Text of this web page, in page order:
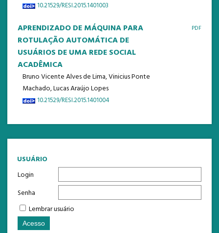
USUÁRIO
Login
Senha
Lembrar usuário
10.21529/RESI.2015.1401003
APRENDIZADO DE MÁQUINA PARA
ROTULAÇÃO AUTOMÁTICA DE
USUÁRIOS DE UMA REDE SOCIAL
ACADÊMICA
Bruno Vicente Alves de Lima, Vinicius Ponte
Machado, Lucas Araújo Lopes
10.21529/RESI.2015.1401004
PDF